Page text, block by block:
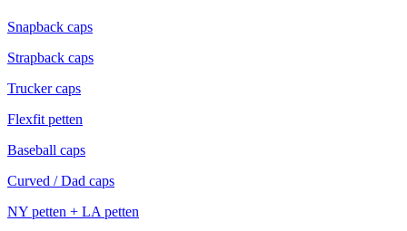
Snapback caps
Strapback caps
Trucker caps
Flexfit petten
Baseball caps
Curved / Dad caps
NY petten + LA petten